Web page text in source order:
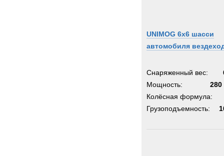
UNIMOG 6x6 шасси
автомобиля
Снаряженный вес:
Мощность:
280
Колёсная формула:
Грузоподъемность: